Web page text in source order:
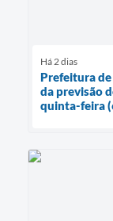
Há 2 dias
Prefeitura
da previsão
quinta-feira